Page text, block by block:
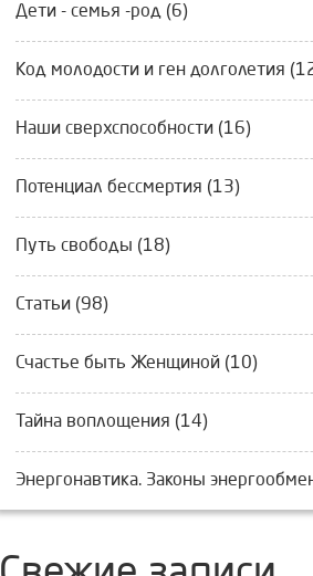
Дети - семья -род (6)
Код молодости и ген долголетия
Наши сверхспособности (16)
Потенциал бессмертия (13)
Путь свободы (18)
Статьи (98)
Счастье быть Женщиной (10)
Тайна воплощения (14)
Энергонавтика. Законы